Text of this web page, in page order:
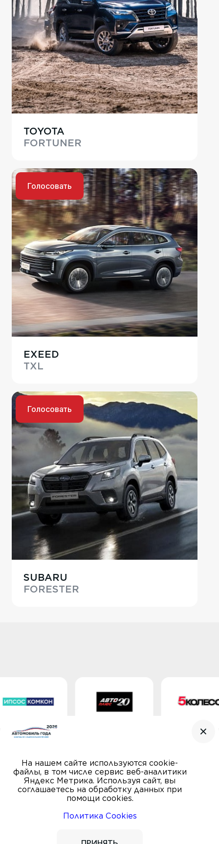
TOYOTA
FORTUNER
Голосовать
EXEED
TXL
Голосовать
SUBARU
FORESTER
© Автомобиль года, 2000—2026
Пользовательское соглашение
На нашем сайте используются cookie-
файлы, в том числе сервис веб-аналитики
Яндекс Метрика. Используя сайт, вы
соглашаетесь на обработку данных при
помощи cookies.
Политика Cookies